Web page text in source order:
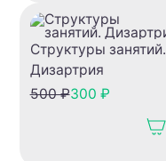
Структуры занятий.
Дизартрия
500 ₽300 ₽